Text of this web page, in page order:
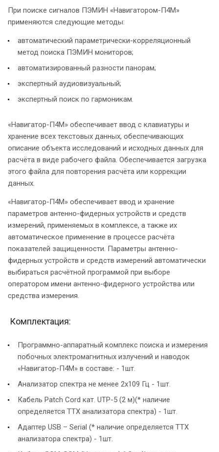
При поиске сигналов ПЭМИН «Навигатором-П4М»
применяются следующие методы:
автоматический параметрически-корреляционный
метод поиска ПЭМИН мониторов;
автоматизированный разности панорам;
экспертный аудиовизуальный;
экспертный поиск по гармоникам.
«Навигатор-П4М» обеспечивает ввод с клавиатуры и
хранение всех текстовых данных, обеспечивающих
описание объекта исследований и исходных данных для
расчёта в виде рабочего файла. Обеспечивается загрузка
этого файла для повторения расчёта или коррекции
данных.
«Навигатор-П4М» обеспечивает ввод и хранение
параметров антенно-фидерных устройств и средств
измерений, применяемых в комплексе, а также их
автоматическое применение в процессе расчёта
показателей защищенности. Параметры антенно-
фидерных устройств и средств измерений автоматически
выбираться расчётной программой при выборе
оператором имени антенно-фидерного устройства или
средства измерения.
Комплектация:
Программно-аппаратный комплекс поиска и измерения
побочных электромагнитных излучений и наводок
«Навигатор-П4М» в составе: - 1шт.
Анализатор спектра не менее 2х109 Гц - 1шт.
Кабель Patch Cord кат. UTP-5 (2 м)(* наличие
определяется ТТХ анализатора спектра) - 1шт.
Адаптер USB – Serial (* наличие определяется ТТХ
анализатора спектра) - 1шт.